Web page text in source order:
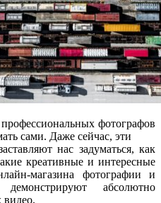
фотографов
сами. Даже сейчас, эти
нас задуматься, как
креативные и интересные
магазина фотографии и
абсолютно
видео.